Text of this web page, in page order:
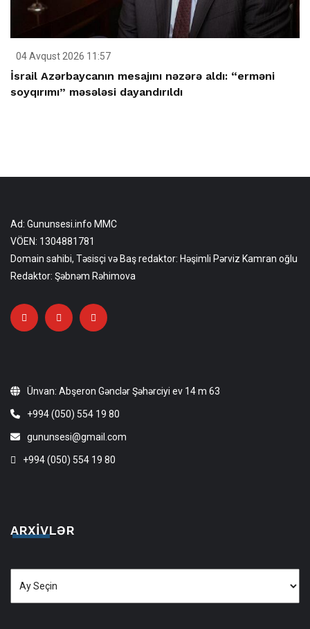
04 Avqust 2026 11:57
İsrail Azərbaycanın mesajını nəzərə aldı: “erməni
soyqırımı” məsələsi dayandırıldı
Ad: Gununsesi.info MMC
VÖEN: 1304881781
Domain sahibi, Təsisçi və Baş redaktor: Həşimli Pərviz Kamran oğlu
Redaktor: Şəbnəm Rəhimova
Ünvan: Abşeron Gənclər Şəhərciyi ev 14 m 63
+994 (050) 554 19 80
gununsesi@gmail.com
+994 (050) 554 19 80
ARXIVLƏR
Arxivlər